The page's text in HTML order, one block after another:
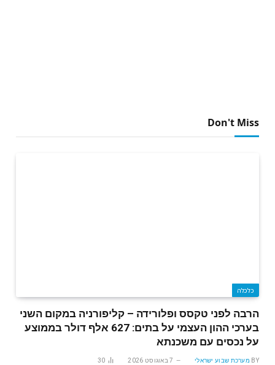
Don't Miss
כלכלה
הרבה לפני טקסס ופלורידה – קליפורניה במקום השני
בערכי ההון העצמי על בתים: 627 אלף דולר בממוצע
על נכסים עם משכנתא
BY מערכת שבוע ישראלי 7 באוגוסט 2026 30